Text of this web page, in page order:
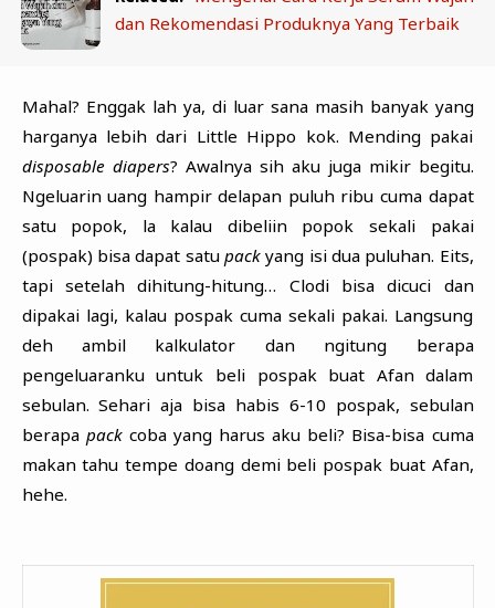
dan Rekomendasi Produknya Yang Terbaik
Mahal? Enggak lah ya, di luar sana masih banyak yang
harganya lebih dari Little Hippo kok. Mending pakai
disposable diapers? Awalnya sih aku juga mikir begitu.
Ngeluarin uang hampir delapan puluh ribu cuma dapat
satu popok, la kalau dibeliin popok sekali pakai
(pospak) bisa dapat satu packyang isi dua puluhan. Eits,
tapi setelah dihitung-hitung… Clodi bisa dicuci dan
dipakai lagi, kalau pospak cuma sekali pakai. Langsung
deh ambil kalkulator dan ngitung berapa
pengeluaranku untuk beli pospak buat Afan dalam
sebulan. Sehari aja bisa habis 6-10 pospak, sebulan
berapa packcoba yang harus aku beli? Bisa-bisa cuma
makan tahu tempe doang demi beli pospak buat Afan,
hehe.